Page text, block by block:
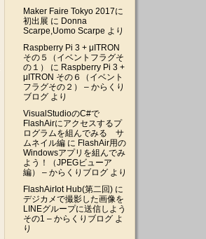
Maker Faire Tokyo 2017に
初出展 に Donna
Scarpe,Uomo Scarpe より
Raspberry Pi 3 + μITRON
その５（イベントフラグそ
の１）
に Raspberry Pi 3 +
μITRON その６（イベント
フラグその２） – からくり
ブログより
VisualStudioのC#で
FlashAirにアクセスするプ
ログラムを組んでみる サ
ムネイル編に FlashAir用の
Windowsアプリを組んでみ
よう！（JPEGビューア
編） – からくりブログより
FlashAirIot Hub(第二回)に
デジカメで撮影した画像を
LINEグループに送信しよう
その1 – からくりブログよ
り